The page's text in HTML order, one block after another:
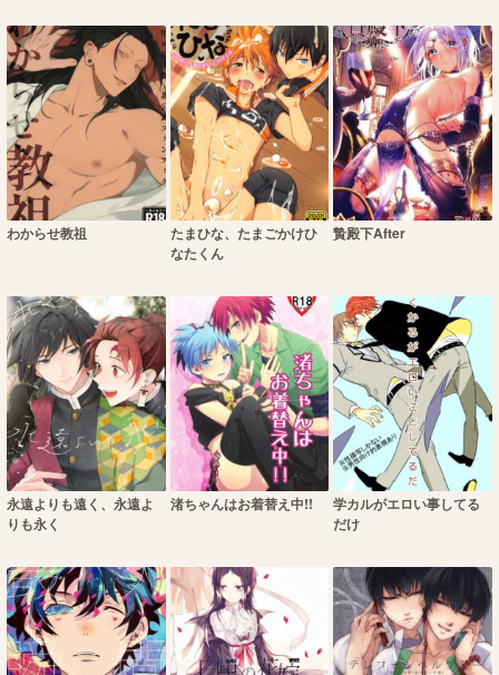
わからせ教祖
たまひな、たまごかけひ
なたくん
贄殿下After
永遠よりも遠く、永遠よ
りも永く
渚ちゃんはお着替え中!!
学カルがエロい事してる
だけ